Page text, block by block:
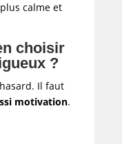
calme et
choisir
?
Il faut
motivation.